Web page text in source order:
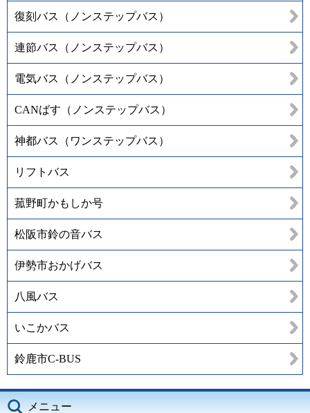
復刻バス（ノンステップバス）
連節バス（ノンステップバス）
電気バス（ノンステップバス）
CANばす（ノンステップバス）
神都バス（ワンステップバス）
リフトバス
菰野町かもしか号
松阪市鈴の音バス
伊勢市おかげバス
八風バス
いこかバス
鈴鹿市C-BUS
メニュー